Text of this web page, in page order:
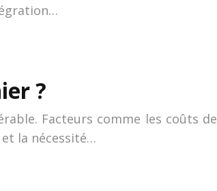
?
Facteurs comme les coûts de
la nécessité…